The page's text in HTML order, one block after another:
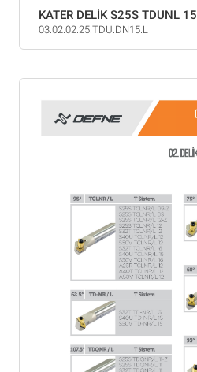
KATER DELİK S25S TDUNL 15
03.02.02.25.TDU.DN15.L